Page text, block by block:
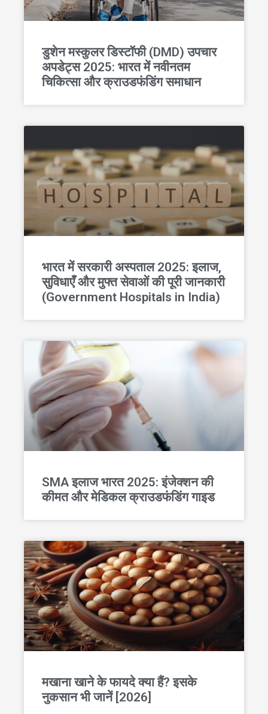
डुशेन मस्कुलर डिस्टॉफी (DMD) उपचार
अपडेट्स 2025: भारत में नवीनतम
चिकित्सा और क्राउडफंडिंग समाधान
भारत में सरकारी अस्पताल 2025: इलाज,
सुविधाएँ और मुफ्त सेवाओं की पूरी जानकारी
(Government Hospitals in India)
SMA इलाज भारत 2025: इंजेक्शन की
कीमत और मेडिकल क्राउडफंडिंग गाइड
मखाना खाने के फायदे क्या हैं? इसके
नुकसान भी जानें [2026]